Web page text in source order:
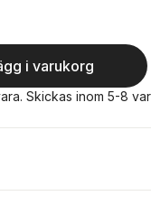
i varukorg
Skickas inom 5-8